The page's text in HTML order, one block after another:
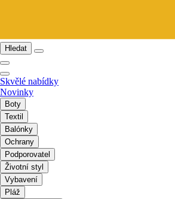
Hledat
Skvělé nabídky
Novinky
Boty
Textil
Balónky
Ochrany
Podporovatel
Životní styl
Vybavení
Pláž